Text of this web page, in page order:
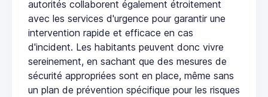
autorités collaborent également étroitement
avec les services d'urgence pour garantir une
intervention rapide et efficace en cas
d'incident. Les habitants peuvent donc vivre
sereinement, en sachant que des mesures de
sécurité appropriées sont en place, même sans
un plan de prévention spécifique pour les risques